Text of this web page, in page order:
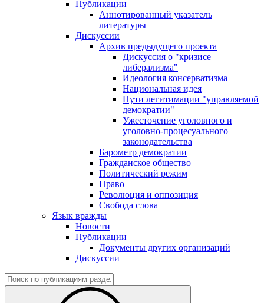
Публикации
Аннотированный указатель
литературы
Дискуссии
Архив предыдущего проекта
Дискуссия о "кризисе
либерализма"
Идеология консерватизма
Национальная идея
Пути легитимации "управляемой
демократии"
Ужесточение уголовного и
уголовно-процесуального
законодательства
Барометр демократии
Гражданское общество
Политический режим
Право
Революция и оппозиция
Свобода слова
Язык вражды
Новости
Публикации
Документы других организаций
Дискуссии